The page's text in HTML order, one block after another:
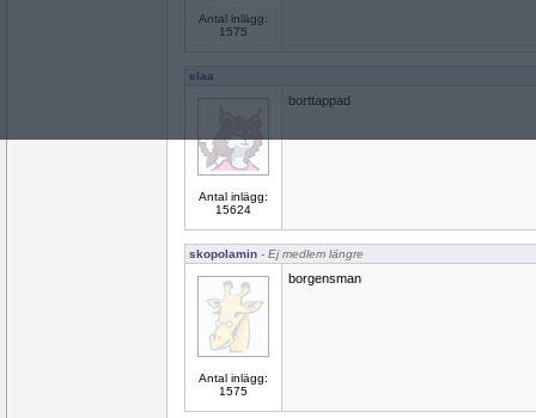
Antal inlägg:
1575
elaa
Antal inlägg:
15624
borttappad
skopolamin - Ej medlem längre
Antal inlägg:
1575
borgensman